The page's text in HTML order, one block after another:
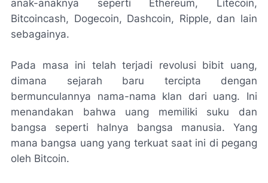
anak-anaknya seperti Ethereum, Litecoin,
Bitcoincash, Dogecoin, Dashcoin, Ripple, dan lain
sebagainya.
Pada masa ini telah terjadi revolusi bibit uang,
dimana sejarah baru tercipta dengan
bermunculannya nama-nama klan dari uang. Ini
menandakan bahwa uang memiliki suku dan
bangsa seperti halnya bangsa manusia. Yang
mana bangsa uang yang terkuat saat ini di pegang
oleh Bitcoin.